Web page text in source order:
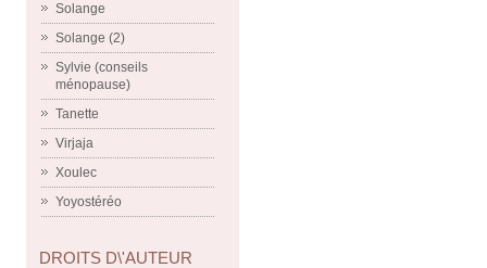
Solange
Solange (2)
Sylvie (conseils
ménopause)
Tanette
Virjaja
Xoulec
Yoyostéréo
DROITS D\'AUTEUR